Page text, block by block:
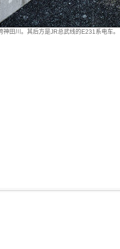
田川。其后方是JR总武线的E231系电车。